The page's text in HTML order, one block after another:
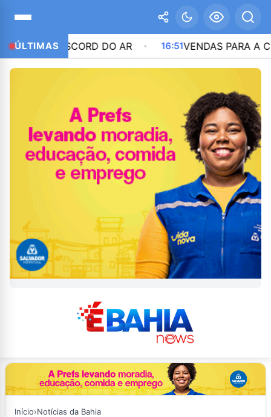
ÚLTIMAS
DISCORD DO AR 16:51 VENDAS PARA A CHINA
Início›Notícias da Bahia